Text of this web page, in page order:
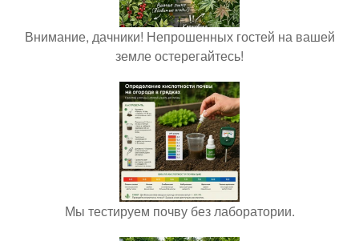
Внимание, дачники! Непрошенных гостей на вашей
земле остерегайтесь!
Мы тестируем почву без лаборатории.